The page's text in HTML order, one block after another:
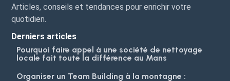
Articles, conseils et tendances pour enrichir votre
quotidien.
Derniers articles
Pourquoi faire appel à une société de nettoyage
locale fait toute la différence au Mans
Organiser un Team Building à la montagne :